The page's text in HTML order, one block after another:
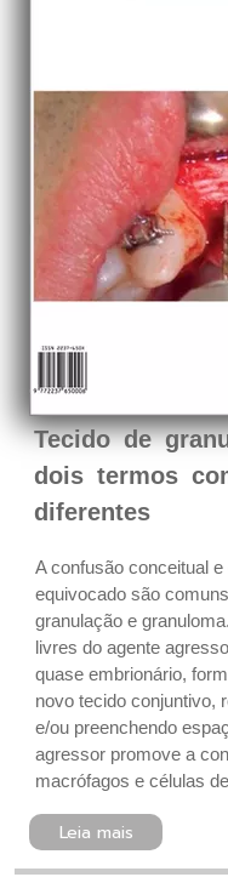
Tecido de
dois termos
diferentes
A confusão conceitual
equivocado são
granulação e
livres do agente
quase embrionário,
novo tecido conjuntivo,
e/ou preenchendo
agressor promove a
macrófagos e células
Leia mais